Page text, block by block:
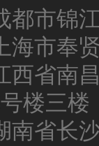
都市锦
海市奉
西省南
楼三楼
南省长